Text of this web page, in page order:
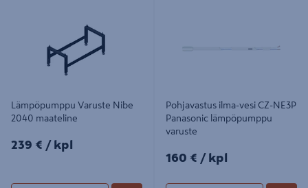
Lämpöpumppu Varuste Nibe
2040 maateline
239€/kpl
239 € / kpl
Pohjavastus ilma-vesi CZ-NE3P
Panasonic lämpöpumppu
varuste
160€/kpl
160 € / kpl